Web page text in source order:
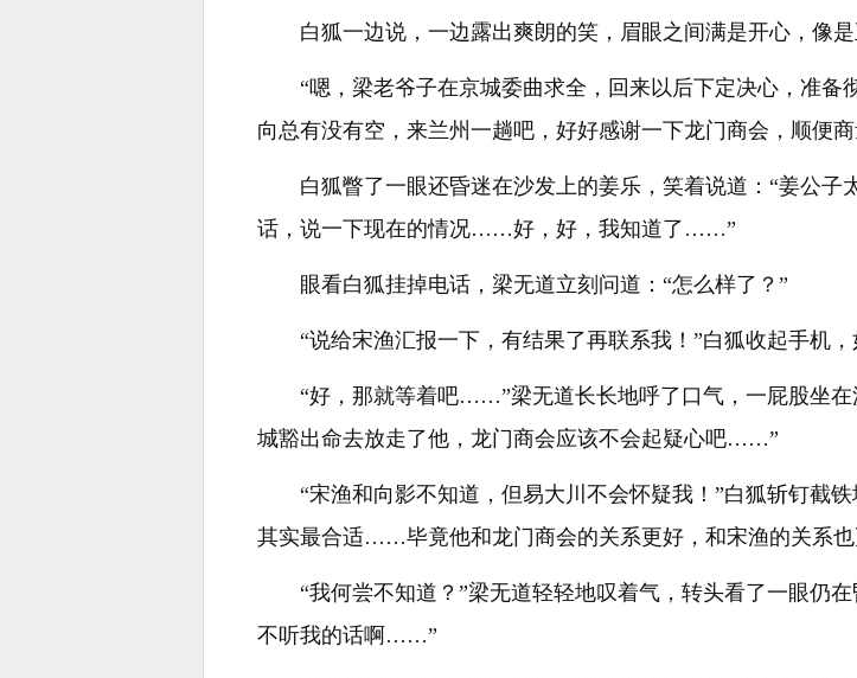
白狐一边说，一边露出爽朗的笑，眉眼之间满是开心，像是
“嗯，梁老爷子在京城委曲求全，回来以后下定决心，准
向总有没有空，来兰州一趟吧，好好感谢一下龙门商会，顺便
白狐瞥了一眼还昏迷在沙发上的姜乐，笑着说道：“姜公
话，说一下现在的情况……好，好，我知道了……”
眼看白狐挂掉电话，梁无道立刻问道：“怎么样了？”
“说给宋渔汇报一下，有结果了再联系我！”白狐收起手机，
“好，那就等着吧……”梁无道长长地呼了口气，一屁股坐
城豁出命去放走了他，龙门商会应该不会起疑心吧……”
“宋渔和向影不知道，但易大川不会怀疑我！”白狐斩钉截
其实最合适……毕竟他和龙门商会的关系更好，和宋渔的关系也
“我何尝不知道？”梁无道轻轻地叹着气，转头看了一眼仍
不听我的话啊……”